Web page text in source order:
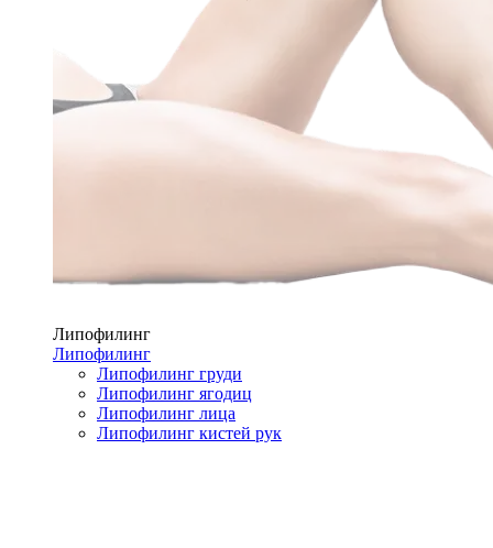
Липофилинг
Липофилинг
Липофилинг груди
Липофилинг ягодиц
Липофилинг лица
Липофилинг кистей рук